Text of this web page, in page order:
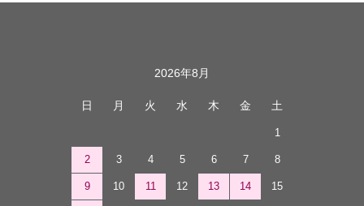
2026年8月
日 月 火 水 木 金 土
1
2 3 4 5 6 7 8
9 10 11 12 13 14 15